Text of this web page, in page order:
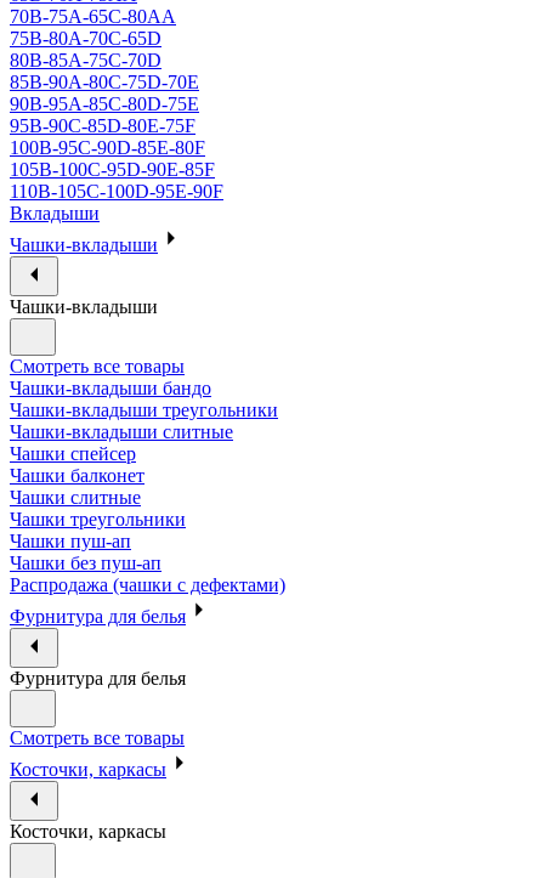
70В-75А-65С-80АА
75В-80А-70С-65D
80В-85А-75С-70D
85В-90А-80С-75D-70E
90B-95A-85C-80D-75E
95B-90C-85D-80E-75F
100B-95C-90D-85E-80F
105B-100C-95D-90E-85F
110B-105C-100D-95E-90F
Вкладыши
Чашки-вкладыши
Чашки-вкладыши
Смотреть все товары
Чашки-вкладыши бандо
Чашки-вкладыши треугольники
Чашки-вкладыши слитные
Чашки спейсер
Чашки балконет
Чашки слитные
Чашки треугольники
Чашки пуш-ап
Чашки без пуш-ап
Распродажа (чашки с дефектами)
Фурнитура для белья
Фурнитура для белья
Смотреть все товары
Косточки, каркасы
Косточки, каркасы